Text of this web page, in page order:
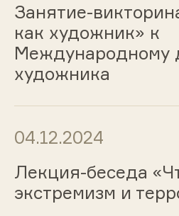
Занятие-
как художник» к
Международному
художника
04.12.2024
Лекция-беседа
экстремизм и